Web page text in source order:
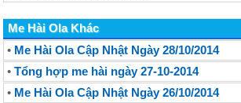
Me Hài Ola Khác
• Me Hài Ola Cập Nhật Ngày 28/10/2014
• Tổng hợp me hài ngày 27-10-2014
• Me Hài Ola Cập Nhật Ngày 26/10/2014